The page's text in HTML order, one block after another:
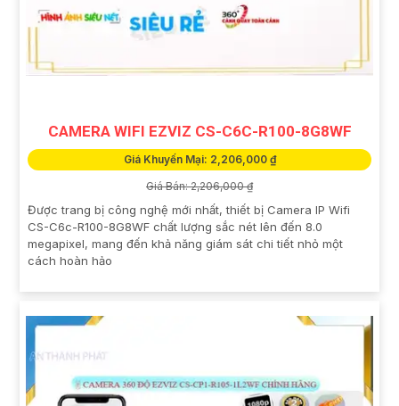
CAMERA WIFI EZVIZ CS-C6C-R100-8G8WF
Giá Khuyến Mại: 2,206,000 ₫
Giá Bán: 2,206,000 ₫
Được trang bị công nghệ mới nhất, thiết bị Camera IP Wifi
CS-C6c-R100-8G8WF chất lượng sắc nét lên đến 8.0
megapixel, mang đến khả năng giám sát chi tiết nhỏ một
cách hoàn hảo